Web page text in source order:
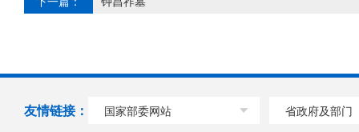
友情链接： 国家部委网站 省政府及部门